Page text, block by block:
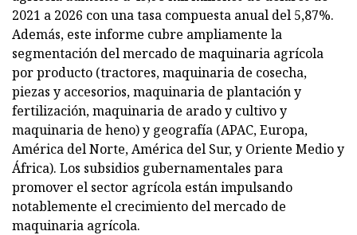
2021 a 2026 con una tasa compuesta anual del 5,87%.
Además, este informe cubre ampliamente la
segmentación del mercado de maquinaria agrícola
por producto (tractores, maquinaria de cosecha,
piezas y accesorios, maquinaria de plantación y
fertilización, maquinaria de arado y cultivo y
maquinaria de heno) y geografía (APAC, Europa,
América del Norte, América del Sur, y Oriente Medio y
África). Los subsidios gubernamentales para
promover el sector agrícola están impulsando
notablemente el crecimiento del mercado de
maquinaria agrícola.